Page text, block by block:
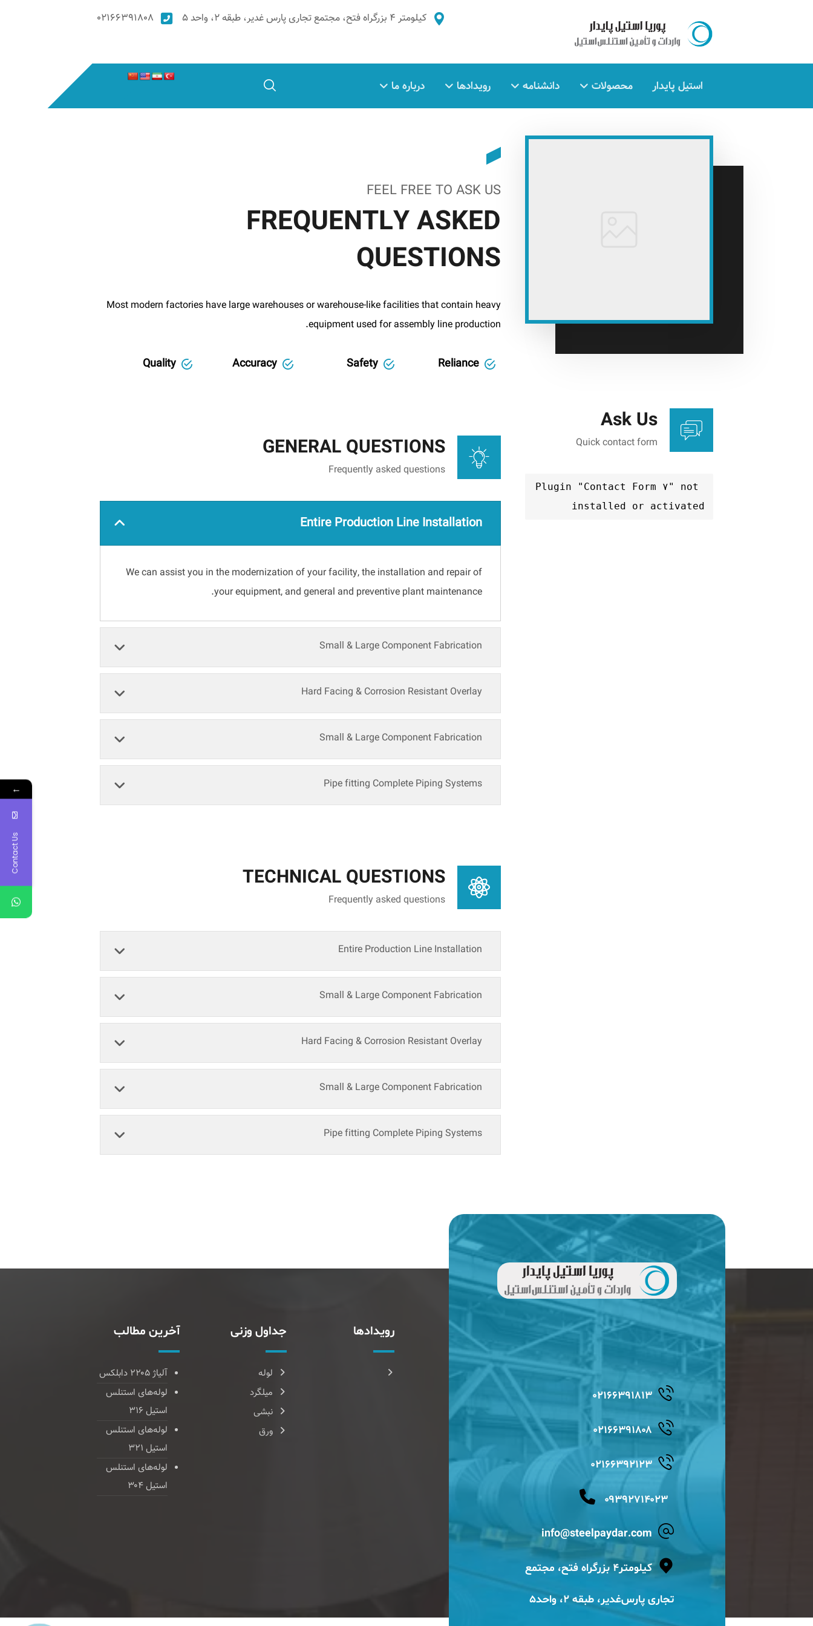
۰۲۱۶۶۳۹۱۸۰۸ کیلومتر ۴ بزرگراه فتح، مجتمع تجاری پارس غدیر، طبقه ۲، واحد ۵
استیل پایدار محصولات دانشنامه رویدادها درباره ما
FEEL FREE TO ASK US
FREQUENTLY ASKED
QUESTIONS
Most modern factories have large warehouses or warehouse-like facilities that contain heavy
equipment used for assembly line production.
Quality Accuracy Safety Reliance
GENERAL QUESTIONS
Frequently asked questions
Entire Production Line Installation
We can assist you in the modernization of your facility, the installation and repair of
your equipment, and general and preventive plant maintenance.
Small & Large Component Fabrication
Hard Facing & Corrosion Resistant Overlay
Small & Large Component Fabrication
Pipe fitting Complete Piping Systems
TECHNICAL QUESTIONS
Frequently asked questions
Entire Production Line Installation
Small & Large Component Fabrication
Hard Facing & Corrosion Resistant Overlay
Small & Large Component Fabrication
Pipe fitting Complete Piping Systems
Ask Us
Quick contact form
Plugin "Contact Form ۷" not
installed or activated
۰۲۱۶۶۳۹۱۸۱۳
۰۲۱۶۶۳۹۱۸۰۸
۰۲۱۶۶۳۹۲۱۲۳
۰۹۳۹۲۷۱۴۰۲۳
info@steelpaydar.com
کیلومتر۴ بزرگراه فتح، مجتمع
تجاری پارس‌غدیر، طبقه ۲، واحد۵
رویدادها جداول وزنی
لوله
میلگرد
نبشی
ورق
آخرین مطالب
آلیاژ ۲۲۰۵ دابلکس
لوله‌های استنلس
استیل ۳۱۶
لوله‌های استنلس
استیل ۳۲۱
لوله‌های استنلس
استیل ۳۰۴
←
Contact Us